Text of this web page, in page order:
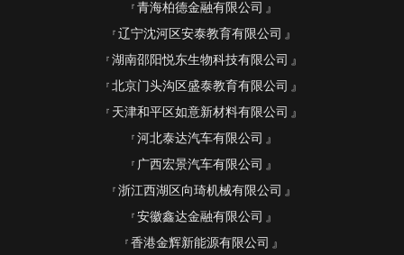
青海柏德金融有限公司
辽宁沈河区安泰教育有限公司
湖南邵阳悦东生物科技有限公司
北京门头沟区盛泰教育有限公司
天津和平区如意新材料有限公司
河北泰达汽车有限公司
广西宏景汽车有限公司
浙江西湖区向琦机械有限公司
安徽鑫达金融有限公司
香港金辉新能源有限公司